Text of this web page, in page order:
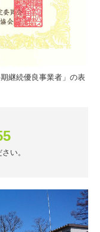
継続優良事業者」の表